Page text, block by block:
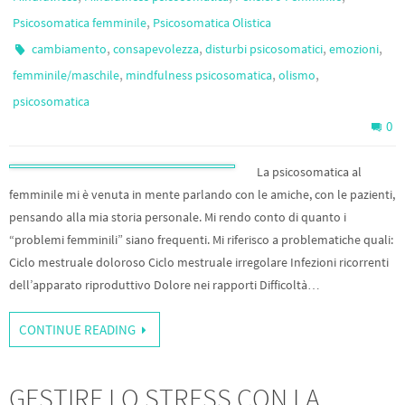
Psicosomatica femminile, Psicosomatica Olistica
cambiamento,consapevolezza,disturbi psicosomatici,emozioni,
femminile/maschile, mindfulness psicosomatica, olismo,
psicosomatica
0
La psicosomatica al
femminile mi è venuta in mente parlando con le amiche, con le pazienti,
pensando alla mia storia personale. Mi rendo conto di quanto i
“problemi femminili” siano frequenti. Mi riferisco a problematiche quali:
Ciclo mestruale doloroso Ciclo mestruale irregolare Infezioni ricorrenti
dell’apparato riproduttivo Dolore nei rapporti Difficoltà…
CONTINUE READING
GESTIRE LO STRESS CON LA